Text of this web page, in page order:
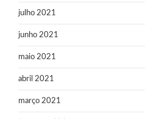
julho 2021
junho 2021
maio 2021
abril 2021
março 2021